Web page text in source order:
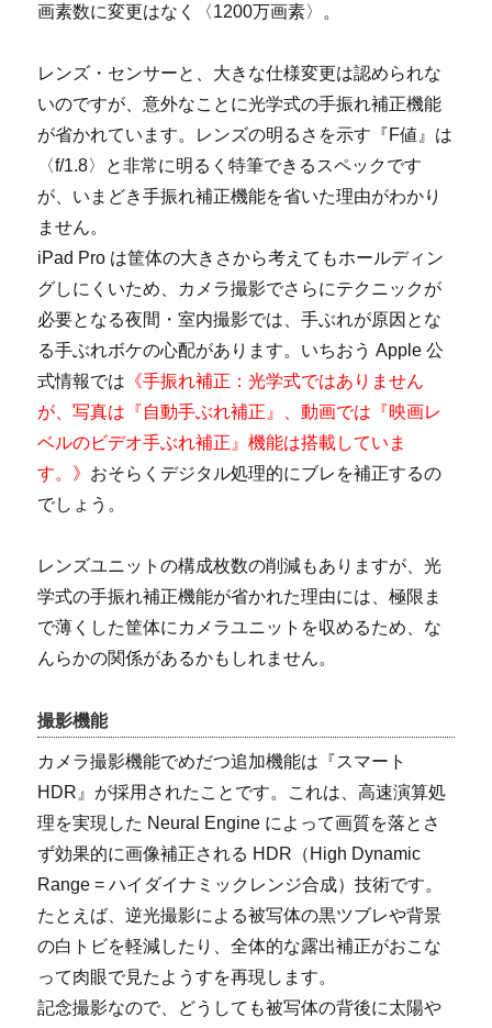
画素数に変更はなく〈1200万画素〉。
レンズ・センサーと、大きな仕様変更は認められな
いのですが、意外なことに光学式の手振れ補正機能
が省かれています。レンズの明るさを示す『F値』は
〈f/1.8〉と非常に明るく特筆できるスペックです
が、いまどき手振れ補正機能を省いた理由がわかり
ません。
iPad Pro は筐体の大きさから考えてもホールディン
グしにくいため、カメラ撮影でさらにテクニックが
必要となる夜間・室内撮影では、手ぶれが原因とな
る手ぶれボケの心配があります。いちおう Apple 公
式情報では 《手振れ補正：光学式ではありません
が、写真は『自動手ぶれ補正』、動画では『映画レ
ベルのビデオ手ぶれ補正』機能は搭載していま
す。》 おそらくデジタル処理的にブレを補正するの
でしょう。
レンズユニットの構成枚数の削減もありますが、光
学式の手振れ補正機能が省かれた理由には、極限ま
で薄くした筐体にカメラユニットを収めるため、な
んらかの関係があるかもしれません。
撮影機能
カメラ撮影機能でめだつ追加機能は『スマート
HDR』が採用されたことです。これは、高速演算処
理を実現した Neural Engine によって画質を落とさ
ず効果的に画像補正される HDR（High Dynamic
Range = ハイダイナミックレンジ合成）技術です。
たとえば、逆光撮影による被写体の黒ツブレや背景
の白トビを軽減したり、全体的な露出補正がおこな
って肉眼で見たようすを再現します。
記念撮影なので、どうしても被写体の背後に太陽や